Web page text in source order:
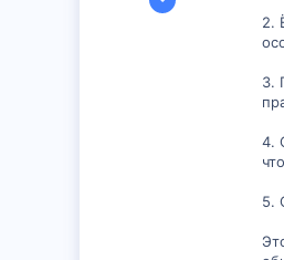
2.
3.
4.
5.